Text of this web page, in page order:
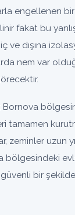
engellenen
fakat bu
ve dışına
nem var
Bornova
tamamen
zeminler uzun
bölgesindeki
bir şekilde